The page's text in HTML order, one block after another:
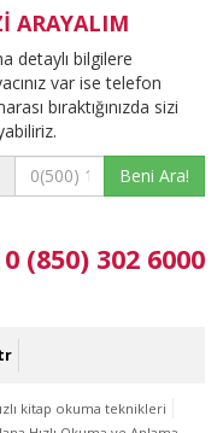
ARAYALIM
detaylı bilgilere
var ise telefon
bıraktığınızda sizi
Beni Ara!
0 (850) 302 6000
kitap okuma teknikleri